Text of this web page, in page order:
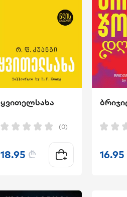
ყვითელსახა
(0)
18.95 ₾ 16.95